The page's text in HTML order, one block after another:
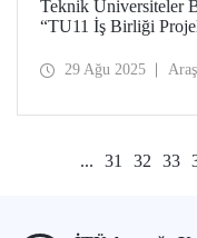
Teknik Üniversiteler
“TU11 İş Birliği
çalıştay, 10 Eylül
29 Ağu 2025
... 31 32 33